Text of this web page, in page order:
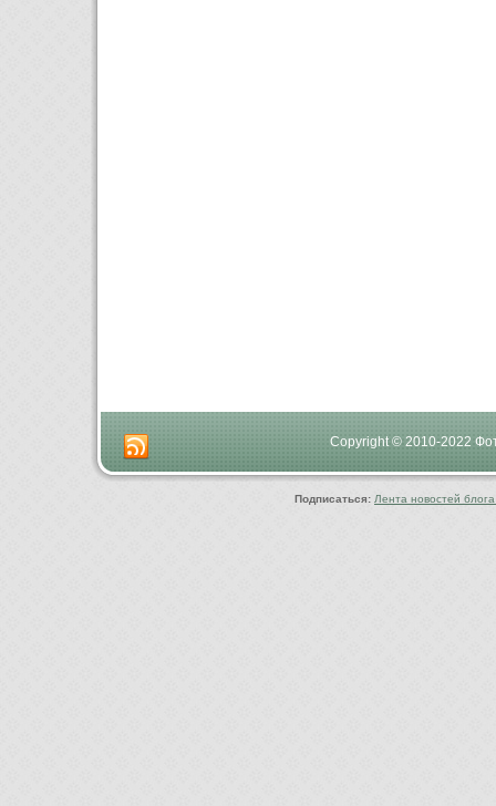
Copyright © 2010-2022
Подписаться: Лента новостей